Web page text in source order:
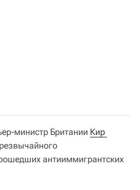
министр Британии Кир
антииммигрантских